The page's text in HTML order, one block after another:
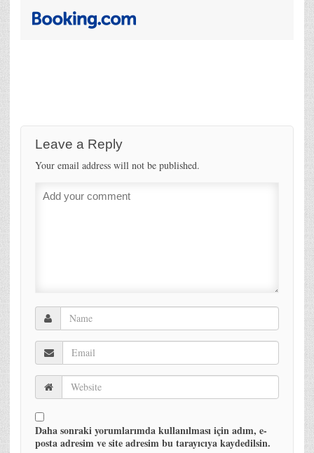
Leave a Reply
Your email address will not be published.
Daha sonraki yorumlarımda kullanılması için adım, e-
posta adresim ve site adresim bu tarayıcıya kaydedilsin.